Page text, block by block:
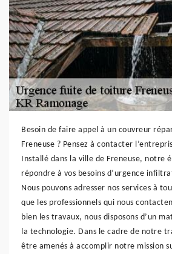
Besoin de faire appel à un couvreur
Freneuse ? Pensez à contacter
Installé dans la ville de Freneuse, notre
répondre à vos besoins d’urgence
Nous pouvons adresser nos services à
que les professionnels qui nous
bien les travaux, nous disposons d’un
la technologie. Dans le cadre de notre
être amenés à accomplir notre mission